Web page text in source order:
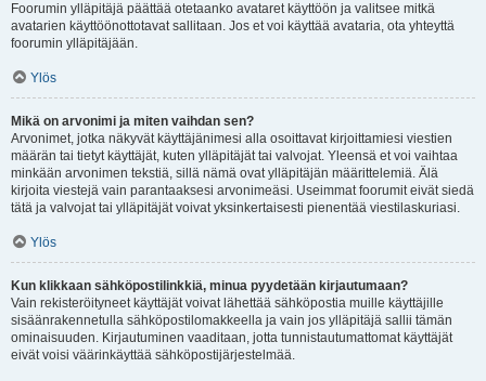
Foorumin ylläpitäjä päättää otetaanko avataret käyttöön ja valitsee mitkä
avatarien käyttöönottotavat sallitaan. Jos et voi käyttää avataria, ota yhteyttä
foorumin ylläpitäjään.
Ylös
Mikä on arvonimi ja miten vaihdan sen?
Arvonimet, jotka näkyvät käyttäjänimesi alla osoittavat kirjoittamiesi viestien
määrän tai tietyt käyttäjät, kuten ylläpitäjät tai valvojat. Yleensä et voi vaihtaa
minkään arvonimen tekstiä, sillä nämä ovat ylläpitäjän määrittelemiä. Älä
kirjoita viestejä vain parantaaksesi arvonimeäsi. Useimmat foorumit eivät siedä
tätä ja valvojat tai ylläpitäjät voivat yksinkertaisesti pienentää viestilaskuriasi.
Ylös
Kun klikkaan sähköpostilinkkiä, minua pyydetään kirjautumaan?
Vain rekisteröityneet käyttäjät voivat lähettää sähköpostia muille käyttäjille
sisäänrakennetulla sähköpostilomakkeella ja vain jos ylläpitäjä sallii tämän
ominaisuuden. Kirjautuminen vaaditaan, jotta tunnistautumattomat käyttäjät
eivät voisi väärinkäyttää sähköpostijärjestelmää.